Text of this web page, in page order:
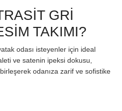
GRİ
TAKIMI?
odası isteyenler için ideal
ve satenin ipeksi dokusu,
odanıza zarif ve sofistike